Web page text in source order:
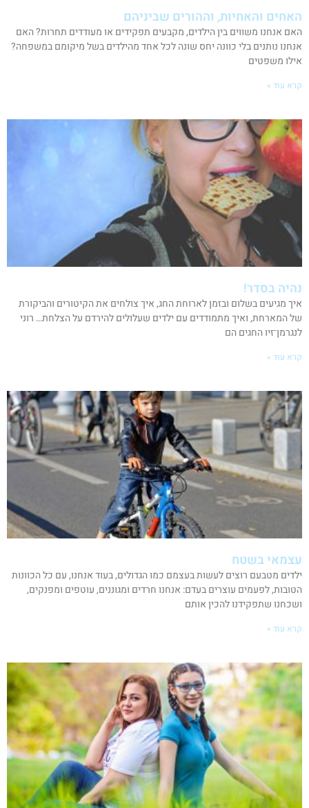
האחים והאחיות, וההורים שביניהם
האם אנחנו משווים בין הילדים, מקבעים תפקידים או מעודדים תחרות? האם
אנחנו נותנים בלי כוונה יחס שונה לכל אחד מהילדים בשל מיקומם במשפחה?
אילו משפטים
קרא עוד »
נהיה בסדר!
איך מגיעים בשלום ובזמן לארוחת החג, איך צולחים את הקיטורים והביקורת
של המארחת, ואיך מתמודדים עם ילדים שעלולים להירדם על הצלחת… רוני
לנגרמן־זיו החגים הם
קרא עוד »
עצמאי בשטח
ילדים מטבעם רוצים לעשות בעצמם כמו הגדולים, בעוד אנחנו, עם כל הכוונות
הטובות, לפעמים עוצרים בעדם: אנחנו חרדים ומגוננים, עוטפים ומפנקים,
ושכחנו שתפקידנו להכין אותם
קרא עוד »